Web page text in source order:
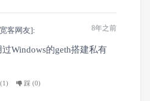
8年之前
客网友]:
Windows的geth搭建私有
1) 踩 (0)